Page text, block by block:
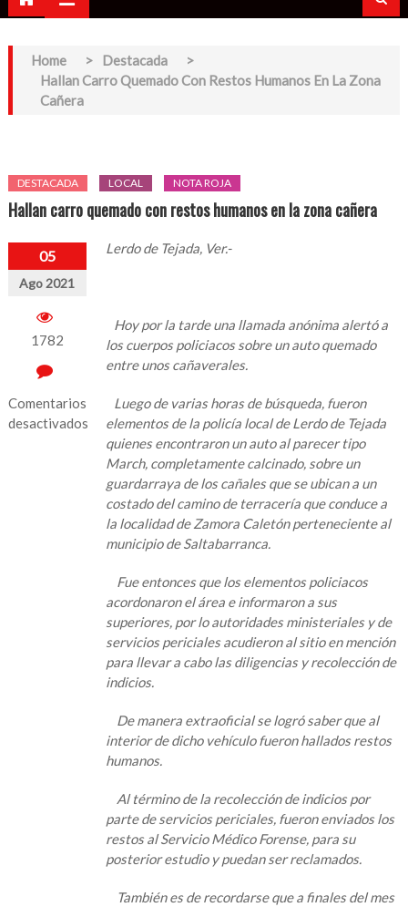
Home > Destacada
>
Hallan Carro Quemado Con Restos Humanos En La Zona
Cañera
DESTACADA LOCAL NOTA ROJA
Hallan carro quemado con restos humanos en la zona cañera
05
Ago 2021
1782
Comentarios
desactivados
Lerdo de Tejada, Ver.-
Hoy por la tarde una llamada anónima alertó a
los cuerpos policiacos sobre un auto quemado
entre unos cañaverales.
Luego de varias horas de búsqueda, fueron
elementos de la policía local de Lerdo de Tejada
quienes encontraron un auto al parecer tipo
March, completamente calcinado, sobre un
guardarraya de los cañales que se ubican a un
costado del camino de terracería que conduce a
la localidad de Zamora Caletón perteneciente al
municipio de Saltabarranca.
Fue entonces que los elementos policiacos
acordonaron el área e informaron a sus
superiores, por lo autoridades ministeriales y de
servicios periciales acudieron al sitio en mención
para llevar a cabo las diligencias y recolección de
indicios.
De manera extraoficial se logró saber que al
interior de dicho vehículo fueron hallados restos
humanos.
Al término de la recolección de indicios por
parte de servicios periciales, fueron enviados los
restos al Servicio Médico Forense, para su
posterior estudio y puedan ser reclamados.
También es de recordarse que a finales del mes